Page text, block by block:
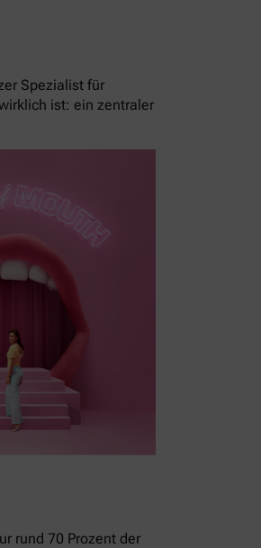
Spezialist für
ist: ein zentraler
rund 70 Prozent der